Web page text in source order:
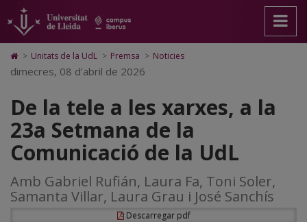
De
la
tele
a
les
xarxes,
a
la
23a
pàgina
principal.
Universitat
Lleida
contingut
principal
Mapa
Web.
Universitat
Cerca
Accessibilitat.
Universitat
Lleida
Icono
de
Home
ir
a
la
página
de
inicio
> Unitats de la UdL > Premsa > Noticies
dimecres, 08 d’abril de 2026
De la tele a les xarxes, a la
23a Setmana de la
Comunicació de la UdL
Amb Gabriel Rufián, Laura Fa, Toni Soler,
Samanta Villar, Laura Grau i José Sanchís
Descarregar pdf